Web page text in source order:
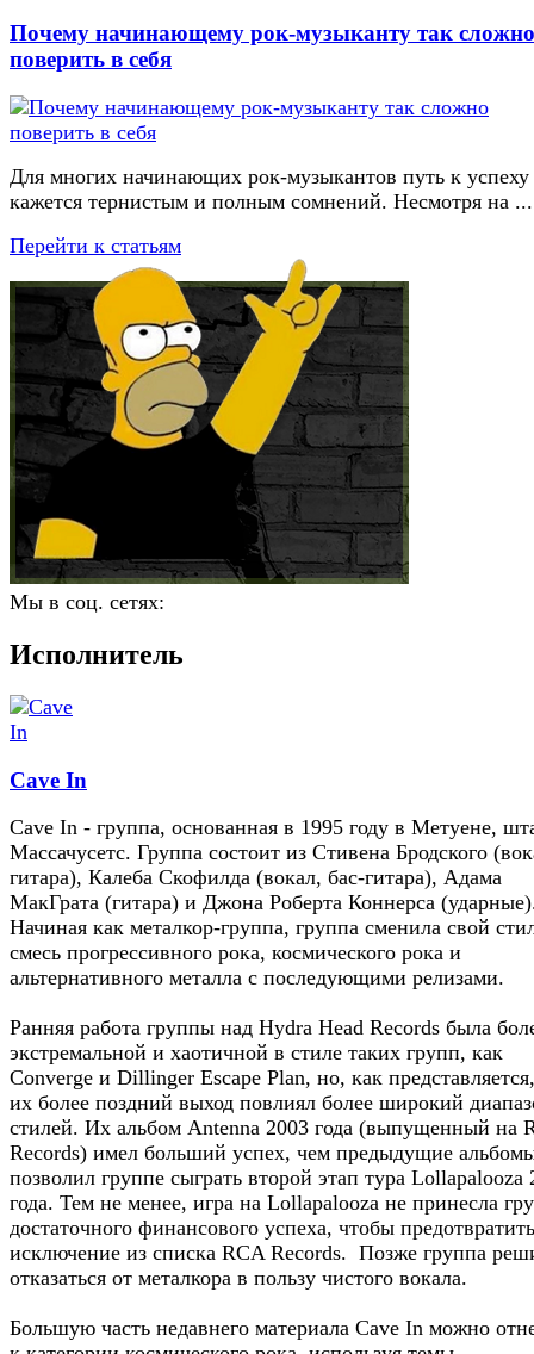
Почему начинающему рок-музыканту так сложно
поверить в себя
Для многих начинающих рок-музыкантов путь к успеху
кажется тернистым и полным сомнений. Несмотря на ...
Перейти к статьям
Мы в соц. сетях:
Исполнитель
Cave In
Cave In - группа, основанная в 1995 году в Метуене,
Массачусетс. Группа состоит из Стивена Бродского
гитара), Калеба Скофилда (вокал, бас-гитара), Адама
МакГрата (гитара) и Джона Роберта Коннерса
Начиная как металкор-группа, группа сменила свой
смесь прогрессивного рока, космического рока и
альтернативного металла с последующими релизами.
Ранняя работа группы над Hydra Head Records была
экстремальной и хаотичной в стиле таких групп, как
Converge и Dillinger Escape Plan, но, как
их более поздний выход повлиял более широкий
стилей. Их альбом Antenna 2003 года (выпущенный на
Records) имел больший успех, чем предыдущие
позволил группе сыграть второй этап тура Lollapalooza
года. Тем не менее, игра на Lollapalooza не принесла
достаточного финансового успеха, чтобы
исключение из списка RCA Records. Позже группа
отказаться от металкора в пользу чистого вокала.
Большую часть недавнего материала Cave In можно